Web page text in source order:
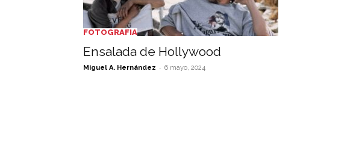
FOTOGRAFIA
Ensalada de Hollywood
Miguel A. Hernández - 6 mayo, 2024